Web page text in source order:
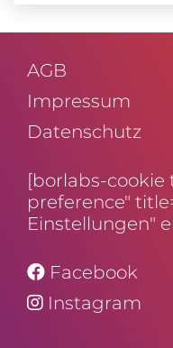
AGB
Impressum
Daten­schutz
[borlabs-cookie
preference"
Einstellungen"
Facebook
Instagram